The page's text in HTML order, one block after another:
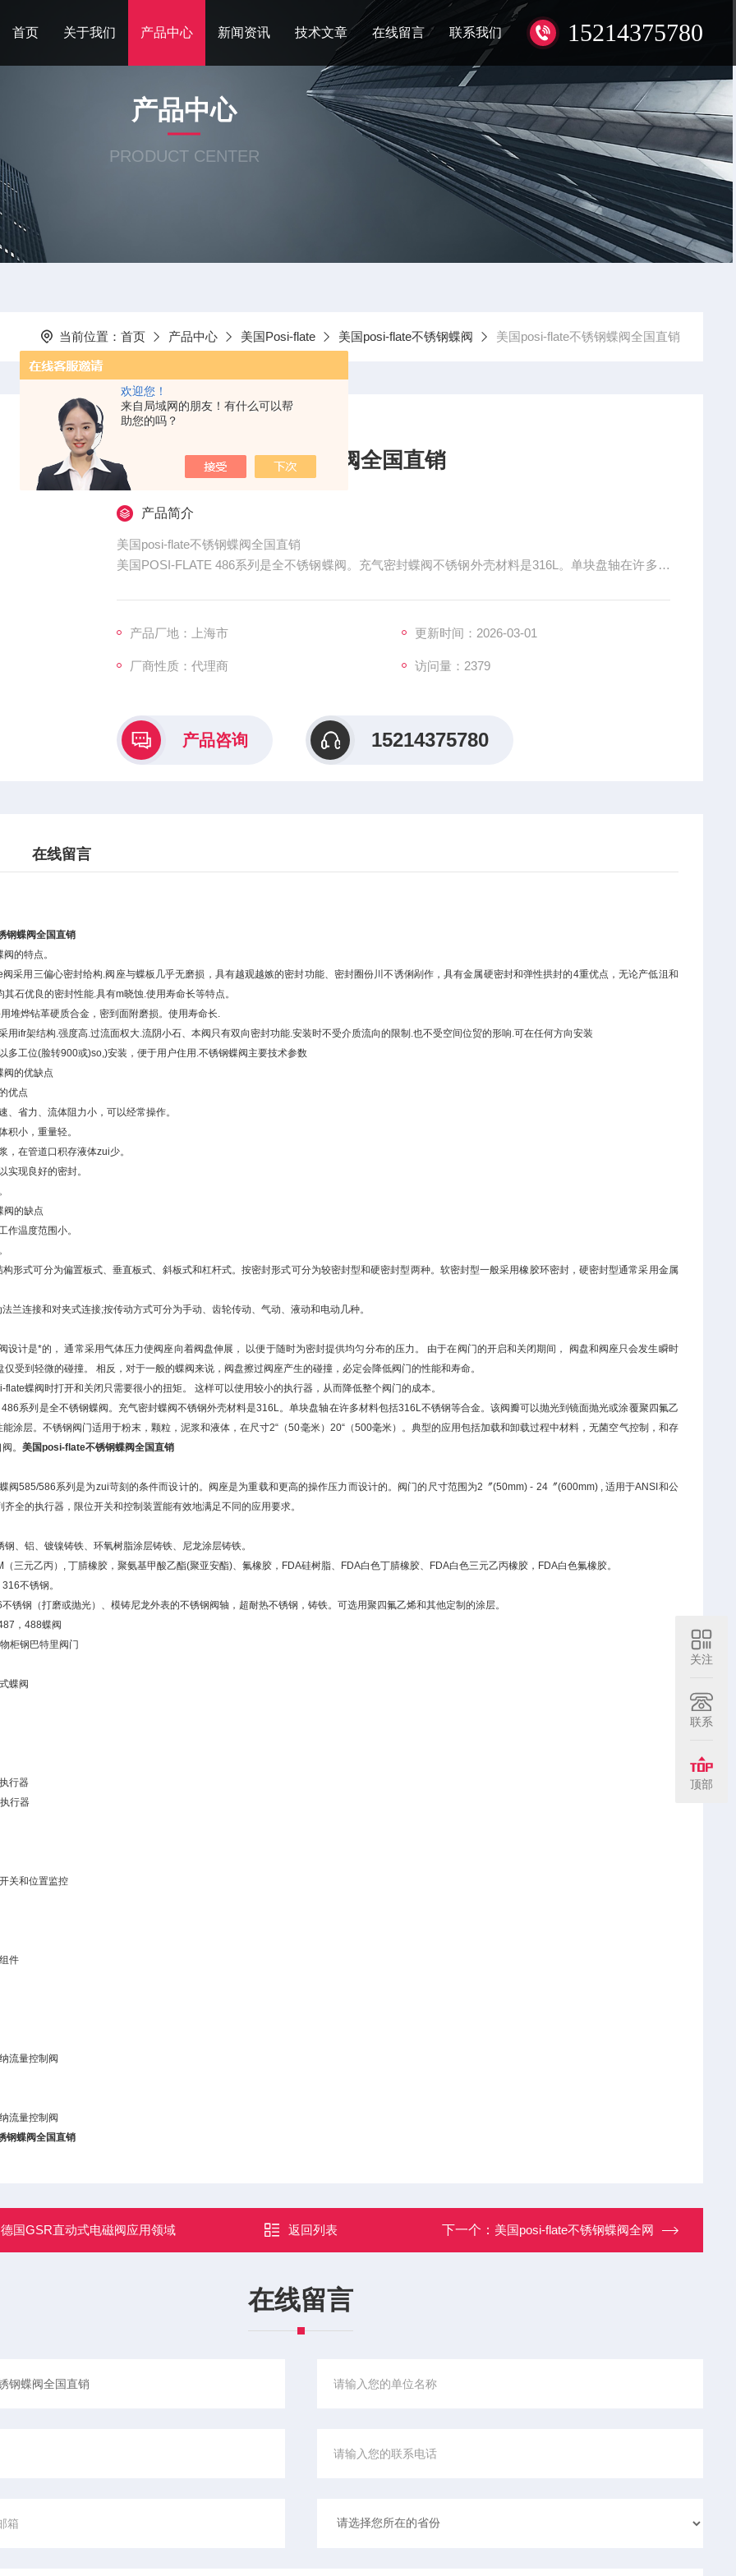
欢迎您！
来自局域网的朋友！有什么可以帮
助您的吗？
15214375780
首页 关于我们 产品中心 新闻资讯 技术文章 在线留言 联系我们
产品中心
PRODUCT CENTER
当前位置： 首页 产品中心 美国Posi-flate 美国posi-flate不锈钢蝶阀 美国posi-flate不锈钢蝶阀全国直销
美国posi-flate不锈钢蝶阀全国直销
产品简介
美国posi-flate不锈钢蝶阀全国直销
美国POSI-FLATE 486系列是全不锈钢蝶阀。充气密封蝶阀不锈钢外壳材料是316L。单块盘轴在许多材
和卸载过程中材料，无菌空气控制，和存储容器或料斗出口阀。
产品厂地：上海市 更新时间：2026-03-01
厂商性质：代理商 访问量：2379
产品咨询 15214375780
在线留言
钢蝶阀全国直销
的特点。
用三偏心密封给构.阀座与蝶板几乎无磨损，具有越观越嫉的密封功能、密封圈份川不诱俐剐作，具有金属硬密封和弹性拱封的4重优点，无论产低沮和
其石优良的密封性能.具有m晓蚀.使用寿命长等特点。
烨钻革硬质合金，密到面附磨损。使用寿命长.
ifr架结构.强度高.过流面权大.流阴小石、本阀只有双向密封功能.安装时不受介质流向的限制.也不受空间位贸的形响.可在任何方向安装
工位(脸转900或)so,)安装，便于用户住用.不锈钢蝶阀主要技术参数
阀的优缺点
优点
省力、流体阻力小，可以经常操作。
小，重量轻。
在管道口积存液体zui少。
现良好的密封。
阀的缺点
温度范围小。
形式可分为偏置板式、垂直板式、斜板式和杠杆式。按密封形式可分为较密封型和硬密封型两种。软密封型一般采用橡胶环密封，硬密封型通常采用金属
兰连接和对夹式连接;按传动方式可分为手动、齿轮传动、气动、液动和电动几种。
设计是*的， 通常采用气体压力使阀座向着阀盘伸展， 以便于随时为密封提供均匀分布的压力。 由于在阀门的开启和关闭期间， 阀盘和阀座只会发生瞬时
仅受到轻微的碰撞。 相反，对于一般的蝶阀来说，阀盘擦过阀座产生的碰撞，必定会降低阀门的性能和寿命。
flate蝶阀时打开和关闭只需要很小的扭矩。 这样可以使用较小的执行器，从而降低整个阀门的成本。
486系列是全不锈钢蝶阀。充气密封蝶阀不锈钢外壳材料是316L。单块盘轴在许多材料包括316L不锈钢等合金。该阀瓣可以抛光到镜面抛光或涂覆聚四氟乙
涂层。不锈钢阀门适用于粉末，颗粒，泥浆和液体，在尺寸2“（50毫米）20“（500毫米）。典型的应用包括加载和卸载过程中材料，无菌空气控制，和存
阀。美国posi-flate不锈钢蝶阀全国直销
阀585/586系列是为zui苛刻的条件而设计的。阀座是为重载和更高的操作压力而设计的。阀门的尺寸范围为2〞(50mm) - 24〞(600mm) , 适用于ANSI和公
齐全的执行器，限位开关和控制装置能有效地满足不同的应用要求。
钢、铝、镀镍铸铁、环氧树脂涂层铸铁、尼龙涂层铸铁。
（三元乙丙）, 丁腈橡胶，聚氨基甲酸乙酯(聚亚安酯)、氟橡胶，FDA硅树脂、FDA白色丁腈橡胶、FDA白色三元乙丙橡胶，FDA白色氟橡胶。
不锈钢。
锈钢（打磨或抛光）、模铸尼龙外表的不锈钢阀轴，超耐热不锈钢，铸铁。可选用聚四氟乙烯和其他定制的涂层。
，488蝶阀
柜钢巴特里阀门
蝶阀
行器
行器
关和位置监控
件
流量控制阀
流量控制阀
钢蝶阀全国直销
德国GSR直动式电磁阀应用领域 返回列表 下一个： 美国posi-flate不锈钢蝶阀全网
在线留言
关注
联系
顶部